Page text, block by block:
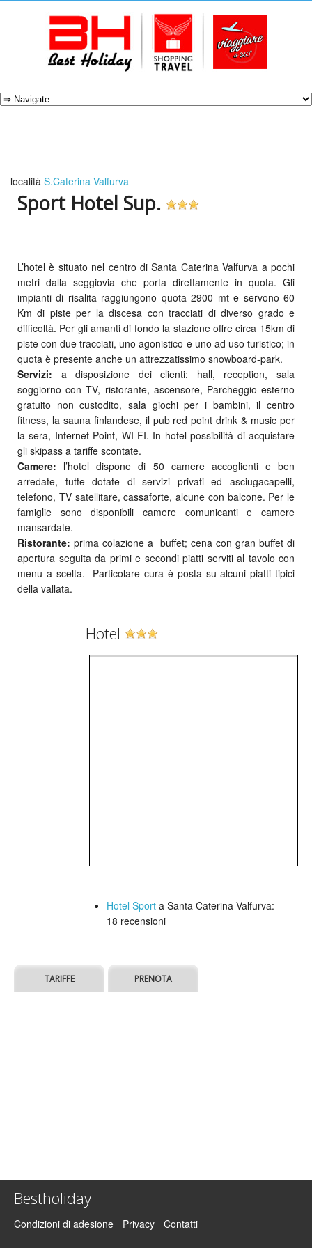
località S.Caterina Valfurva
Sport Hotel Sup.
L’hotel è situato nel centro di Santa Caterina Valfurva a pochi
metri dalla seggiovia che porta direttamente in quota. Gli
impianti di risalita raggiungono quota 2900 mt e servono 60
Km di piste per la discesa con tracciati di diverso grado e
difficoltà. Per gli amanti di fondo la stazione offre circa 15km di
piste con due tracciati, uno agonistico e uno ad uso turistico; in
quota è presente anche un attrezzatissimo snowboard-park.
Servizi: a disposizione dei clienti: hall, reception, sala
soggiorno con TV, ristorante, ascensore, Parcheggio esterno
gratuito non custodito, sala giochi per i bambini, il centro
fitness, la sauna finlandese, il pub red point drink & music per
la sera, Internet Point, WI-FI. In hotel possibilità di acquistare
gli skipass a tariffe scontate.
Camere: l’hotel dispone di 50 camere accoglienti e ben
arredate, tutte dotate di servizi privati ed asciugacapelli,
telefono, TV satellitare, cassaforte, alcune con balcone. Per le
famiglie sono disponibili camere comunicanti e camere
mansardate.
Ristorante: prima colazione a buffet; cena con gran buffet di
apertura seguita da primi e secondi piatti serviti al tavolo con
menu a scelta. Particolare cura è posta su alcuni piatti tipici
della vallata.
Hotel
Hotel Sport a Santa Caterina Valfurva:
18 recensioni
TARIFFE PRENOTA
Bestholiday
Condizioni di adesione Privacy Contatti